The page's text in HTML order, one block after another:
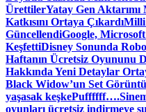
ÜrettilerYatay Gen
Katkısını Ortaya ÇıkardıMilli
GüncellendiGoogle,
KeşfettiDisney Sonunda
Haftanın Ücretsiz Oyununu
Hakkında Yeni Detaylar
Black Widow’un Set
yaşasak keşkePuffffff….
oyunları ücretsiz indirmeye